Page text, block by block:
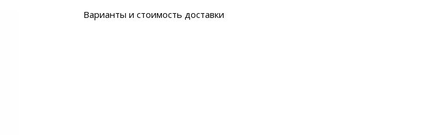
Варианты и стоимость доставки